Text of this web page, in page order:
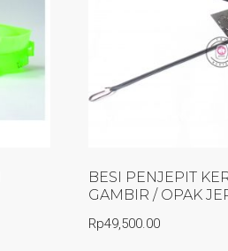
BESI PENJEPIT
GAMBIR / OPAK
Rp49,500.00